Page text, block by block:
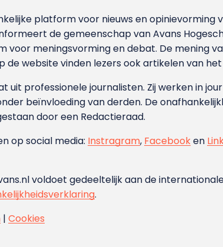
platform voor nieuws en
de gemeenschap van Avans
voor meningsvorming en debat. De mening
de website vinden lezers ook artikelen van
uit professionele journalisten. Zij werken in
beïnvloeding van derden. De
door een Redactieraad.
op social media: Instragram, Facebooken
voldoet gedeeltelijk aan de
.
|Cookies